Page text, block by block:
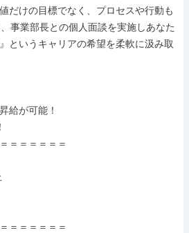
だけの目標でなく、プロセスや行動も
事業部長との個人面談を実施しあなた
というキャリアの希望を柔軟に汲み取
給が可能！
＝＝＝＝＝＝
＝＝＝＝＝＝